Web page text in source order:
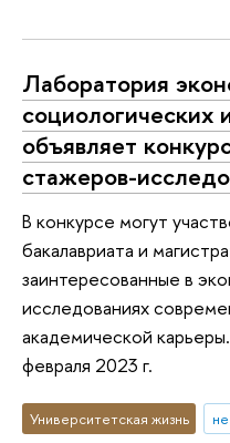
Лаборатория
социологических
объявляет
стажеров-
В конкурсе могут
бакалавриата и
заинтересованные в
исследованиях
академической
февраля 2023 г.
Университетская жизнь